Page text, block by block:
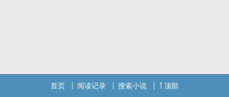
首页 阅读记录 搜索小说 顶部